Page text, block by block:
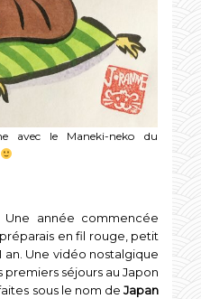
avec le Maneki-neko du
Une année commencée
en fil rouge, petit
Une vidéo nostalgique
premiers séjours au Japon
sous le nom de Japan